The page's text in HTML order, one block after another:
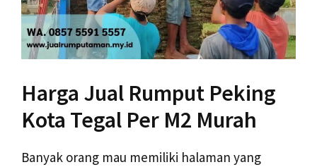
Harga Jual Rumput Peking
Kota Tegal Per M2 Murah
Banyak orang mau memiliki halaman yang